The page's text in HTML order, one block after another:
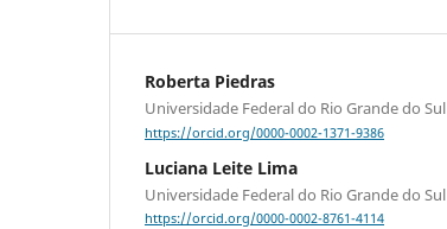
Roberta Piedras
Universidade Federal do Rio Grande do Sul
https://orcid.org/0000-0002-1371-9386
Luciana Leite Lima
Universidade Federal do Rio Grande do Sul
https://orcid.org/0000-0002-8761-4114